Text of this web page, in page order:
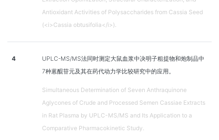
Antioxidant Activities of Polysaccharides from Cassia Seed
(<i>Cassia obtusifolia</i>).
4
UPLC-MS/MS法同时测定大鼠血浆中决明子粗提物和炮制品中
7种蒽醌苷元及其在药代动力学比较研究中的应用。
Simultaneous Determination of Seven Anthraquinone
Aglycones of Crude and Processed Semen Cassiae Extracts
in Rat Plasma by UPLC-MS/MS and Its Application to a
Comparative Pharmacokinetic Study.